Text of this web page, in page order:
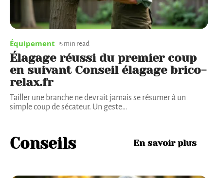
Équipement 5 min read
Élagage réussi du premier coup
en suivant Conseil élagage brico-
relax.fr
Tailler une branche ne devrait jamais se résumer à un
simple coup de sécateur. Un geste…
Conseils En savoir plus